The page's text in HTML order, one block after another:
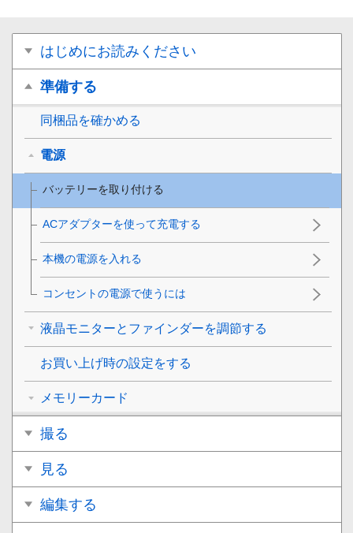
はじめにお読みください
準備する
同梱品を確かめる
電源
バッテリーを取り付ける
ACアダプターを使って充電する
本機の電源を入れる
コンセントの電源で使うには
液晶モニターとファインダーを調節する
お買い上げ時の設定をする
メモリーカード
撮る
見る
編集する